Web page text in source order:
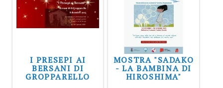
I PRESEPI AI
BERSANI DI
GROPPARELLO
MOSTRA "SADAKO
- LA BAMBINA DI
HIROSHIMA"